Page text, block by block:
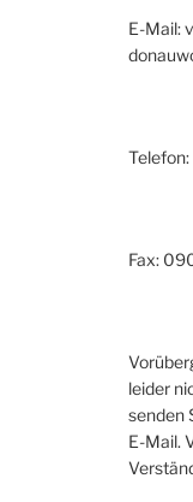
E-Mail:
Fax:
leider
senden
E-Mail.